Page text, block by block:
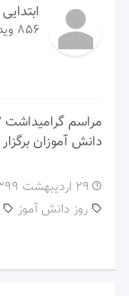
856 ویدیو
دانش آموزان
۲۹ اردیبهشت ۱۳۹۹
روز دانش آموز